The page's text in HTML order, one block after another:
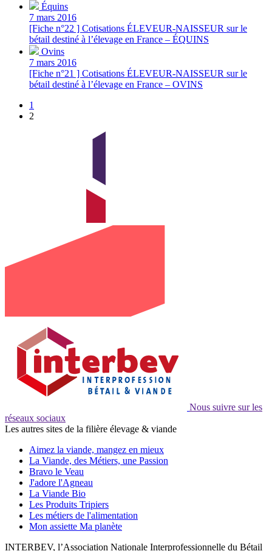
Équins
7 mars 2016
[Fiche n°22 ] Cotisations ÉLEVEUR-NAISSEUR sur le
bétail destiné à l’élevage en France – ÉQUINS
Ovins
7 mars 2016
[Fiche n°21 ] Cotisations ÉLEVEUR-NAISSEUR sur le
bétail destiné à l’élevage en France – OVINS
1
2
Nous suivre sur les
réseaux sociaux
Les autres sites de la filière élevage & viande
Aimez la viande, mangez en mieux
La Viande, des Métiers, une Passion
Bravo le Veau
J'adore l'Agneau
La Viande Bio
Les Produits Tripiers
Les métiers de l'alimentation
Mon assiette Ma planète
INTERBEV, l’Association Nationale Interprofessionnelle du Bétail